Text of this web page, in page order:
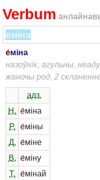
Verbum
е́міна
назоўнік, агульны,
жаночы род, 2
адз.
Н. е́міна
Р.
е́міны
Д. е́міне
В. е́міну
Т.
е́мінай